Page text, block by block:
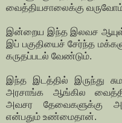
வைத்தியசாலைக்கு
இன்றைய இந்த இலவச
இப் பகுதியைச் சேர்ந்த
கருதப்படல் வேண்டும்.
இந்த இடத்தில் இருந்து
அரசாங்க ஆங்கில
அவசர தேவைகளுக்கு
என்பதும் உண்மைதான்.